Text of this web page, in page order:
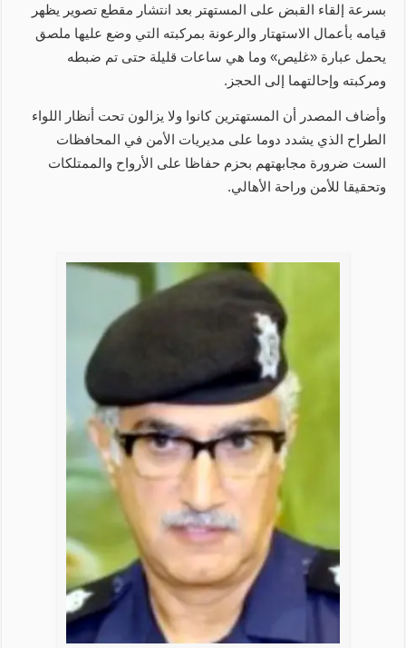
بسرعة إلقاء القبض على المستهتر بعد انتشار مقطع تصوير يظهر
قيامه بأعمال الاستهتار والرعونة بمركبته التي وضع عليها ملصق
يحمل عبارة «غليص» وما هي ساعات قليلة حتى تم ضبطه
ومركبته وإحالتهما إلى الحجز.
وأضاف المصدر أن المستهترين كانوا ولا يزالون تحت أنظار اللواء
الطراح الذي يشدد دوما على مديريات الأمن في المحافظات
الست ضرورة مجابهتهم بحزم حفاظا على الأرواح والممتلكات
وتحقيقا للأمن وراحة الأهالي.